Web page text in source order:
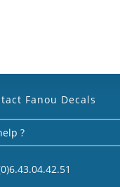
Fanou Decals
?